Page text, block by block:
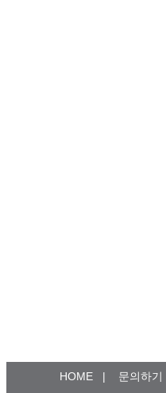
HOME | 문의하기